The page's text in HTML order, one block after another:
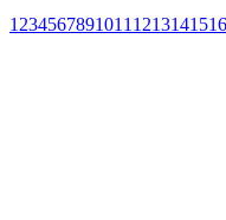
1 234567891011 1213141516